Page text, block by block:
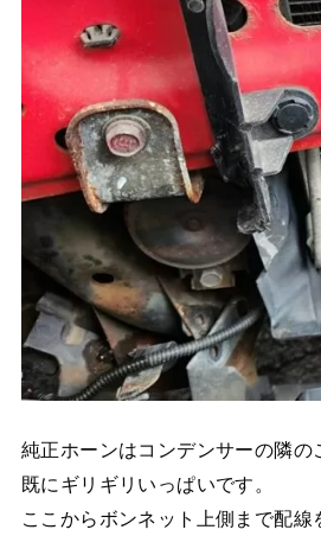
純正ホーンはコンデンサーの隣の
既にギリギリいっぱいです。
ここからボンネット上側まで配線